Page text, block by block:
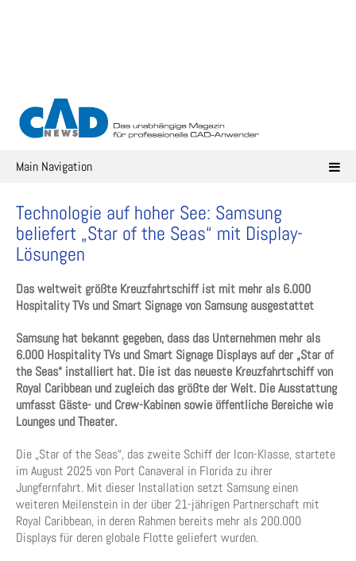
Main Navigation
Technologie auf hoher See: Samsung
beliefert „Star of the Seas“ mit Display-
Lösungen
Das weltweit größte Kreuzfahrtschiff ist mit mehr als 6.000
Hospitality TVs und Smart Signage von Samsung ausgestattet
Samsung hat bekannt gegeben, dass das Unternehmen mehr als
6.000 Hospitality TVs und Smart Signage Displays auf der „Star of
the Seas“ installiert hat. Die ist das neueste Kreuzfahrtschiff von
Royal Caribbean und zugleich das größte der Welt. Die Ausstattung
umfasst Gäste- und Crew-Kabinen sowie öffentliche Bereiche wie
Lounges und Theater.
Die „Star of the Seas“, das zweite Schiff der Icon-Klasse, startete
im August 2025 von Port Canaveral in Florida zu ihrer
Jungfernfahrt. Mit dieser Installation setzt Samsung einen
weiteren Meilenstein in der über 21-jährigen Partnerschaft mit
Royal Caribbean, in deren Rahmen bereits mehr als 200.000
Displays für deren globale Flotte geliefert wurden.